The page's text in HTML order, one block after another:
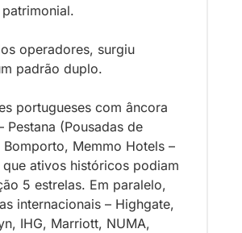
operadores, surgiu
padrão duplo.
portugueses com âncora
Pestana (Pousadas de
Bomporto, Memmo Hotels –
ativos históricos podiam
5 estrelas. Em paralelo,
internacionais – Highgate,
IHG, Marriott, NUMA,